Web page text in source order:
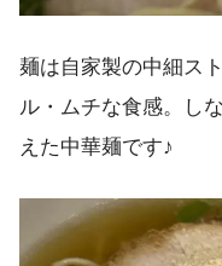
麺は自家製の中細ス
ル・ムチな食感。し
えた中華麺です♪